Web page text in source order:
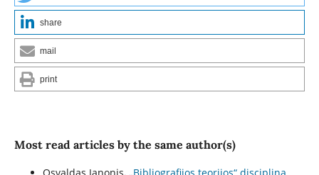
share
mail
print
Most read articles by the same author(s)